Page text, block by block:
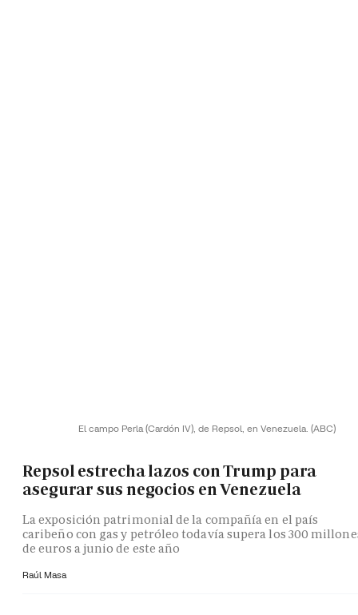
El campo Perla (Cardón IV), de Repsol, en Venezuela. (ABC)
Repsol estrecha lazos con Trump para
asegurar sus negocios en Venezuela
La exposición patrimonial de la compañía en el país
caribeño con gas y petróleo todavía supera los 300
de euros a junio de este año
Raúl Masa